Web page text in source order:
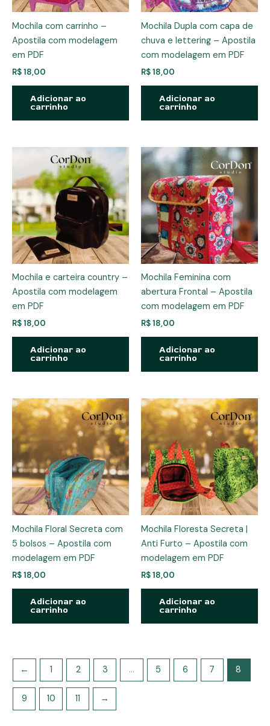
Mochila com carrinho –
Apostila com modelagem
em PDF
R$18,00
Adicionar ao
carrinho
Mochila Dupla com capa de
chuva e lettering – Apostila
com modelagem em PDF
R$18,00
Adicionar ao
carrinho
Mochila e carteira country –
Apostila com modelagem
em PDF
R$18,00
Adicionar ao
carrinho
Mochila Feminina com
abertura Frontal – Apostila
com modelagem em PDF
R$18,00
Adicionar ao
carrinho
Mochila Floral Secreta com
5 bolsos – Apostila com
modelagem em PDF
R$18,00
Adicionar ao
carrinho
Mochila Floresta Secreta |
Anti Furto – Apostila com
modelagem em PDF
R$18,00
Adicionar ao
carrinho
← 1 2 3 … 5 6 7 8
9 10 11 →